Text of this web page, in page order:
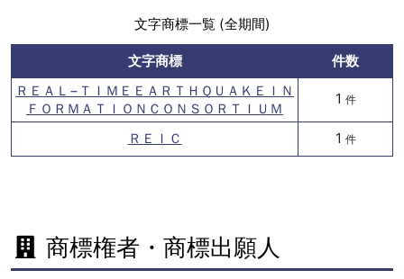
文字商標一覧 (全期間)
文字商標
件数
ＲＥＡＬ−ＴＩＭＥＥＡＲＴＨＱＵＡＫＥＩＮ
ＦＯＲＭＡＴＩＯＮＣＯＮＳＯＲＴＩＵＭ
1 件
ＲＥＩＣ 1 件
商標権者・商標出願人